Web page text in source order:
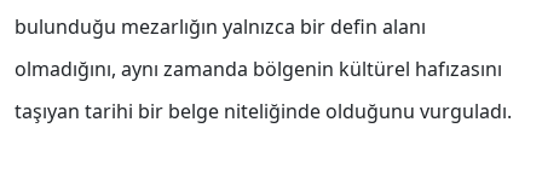
bulunduğu mezarlığın yalnızca bir defin alanı
olmadığını, aynı zamanda bölgenin kültürel hafızasını
taşıyan tarihi bir belge niteliğinde olduğunu vurguladı.